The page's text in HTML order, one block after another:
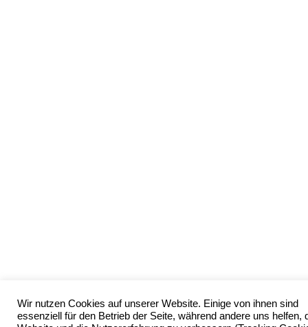
Wir nutzen Cookies auf unserer Website. Einige von ihnen sind
essenziell für den Betrieb der Seite, während andere uns helfen,